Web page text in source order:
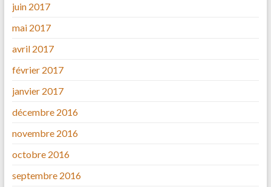
juin 2017
mai 2017
avril 2017
février 2017
janvier 2017
décembre 2016
novembre 2016
octobre 2016
septembre 2016